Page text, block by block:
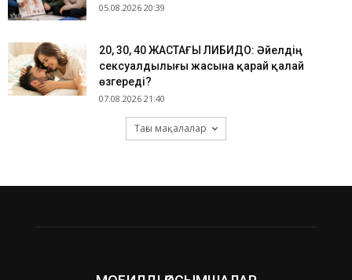
05.08.2026 20:39
​20, 30, 40 ЖАСТАҒЫ ЛИБИДО: Әйелдің
сексуалдылығы жасына қарай қалай
өзгереді?
07.08.2026 21:40
Тағы мақалалар